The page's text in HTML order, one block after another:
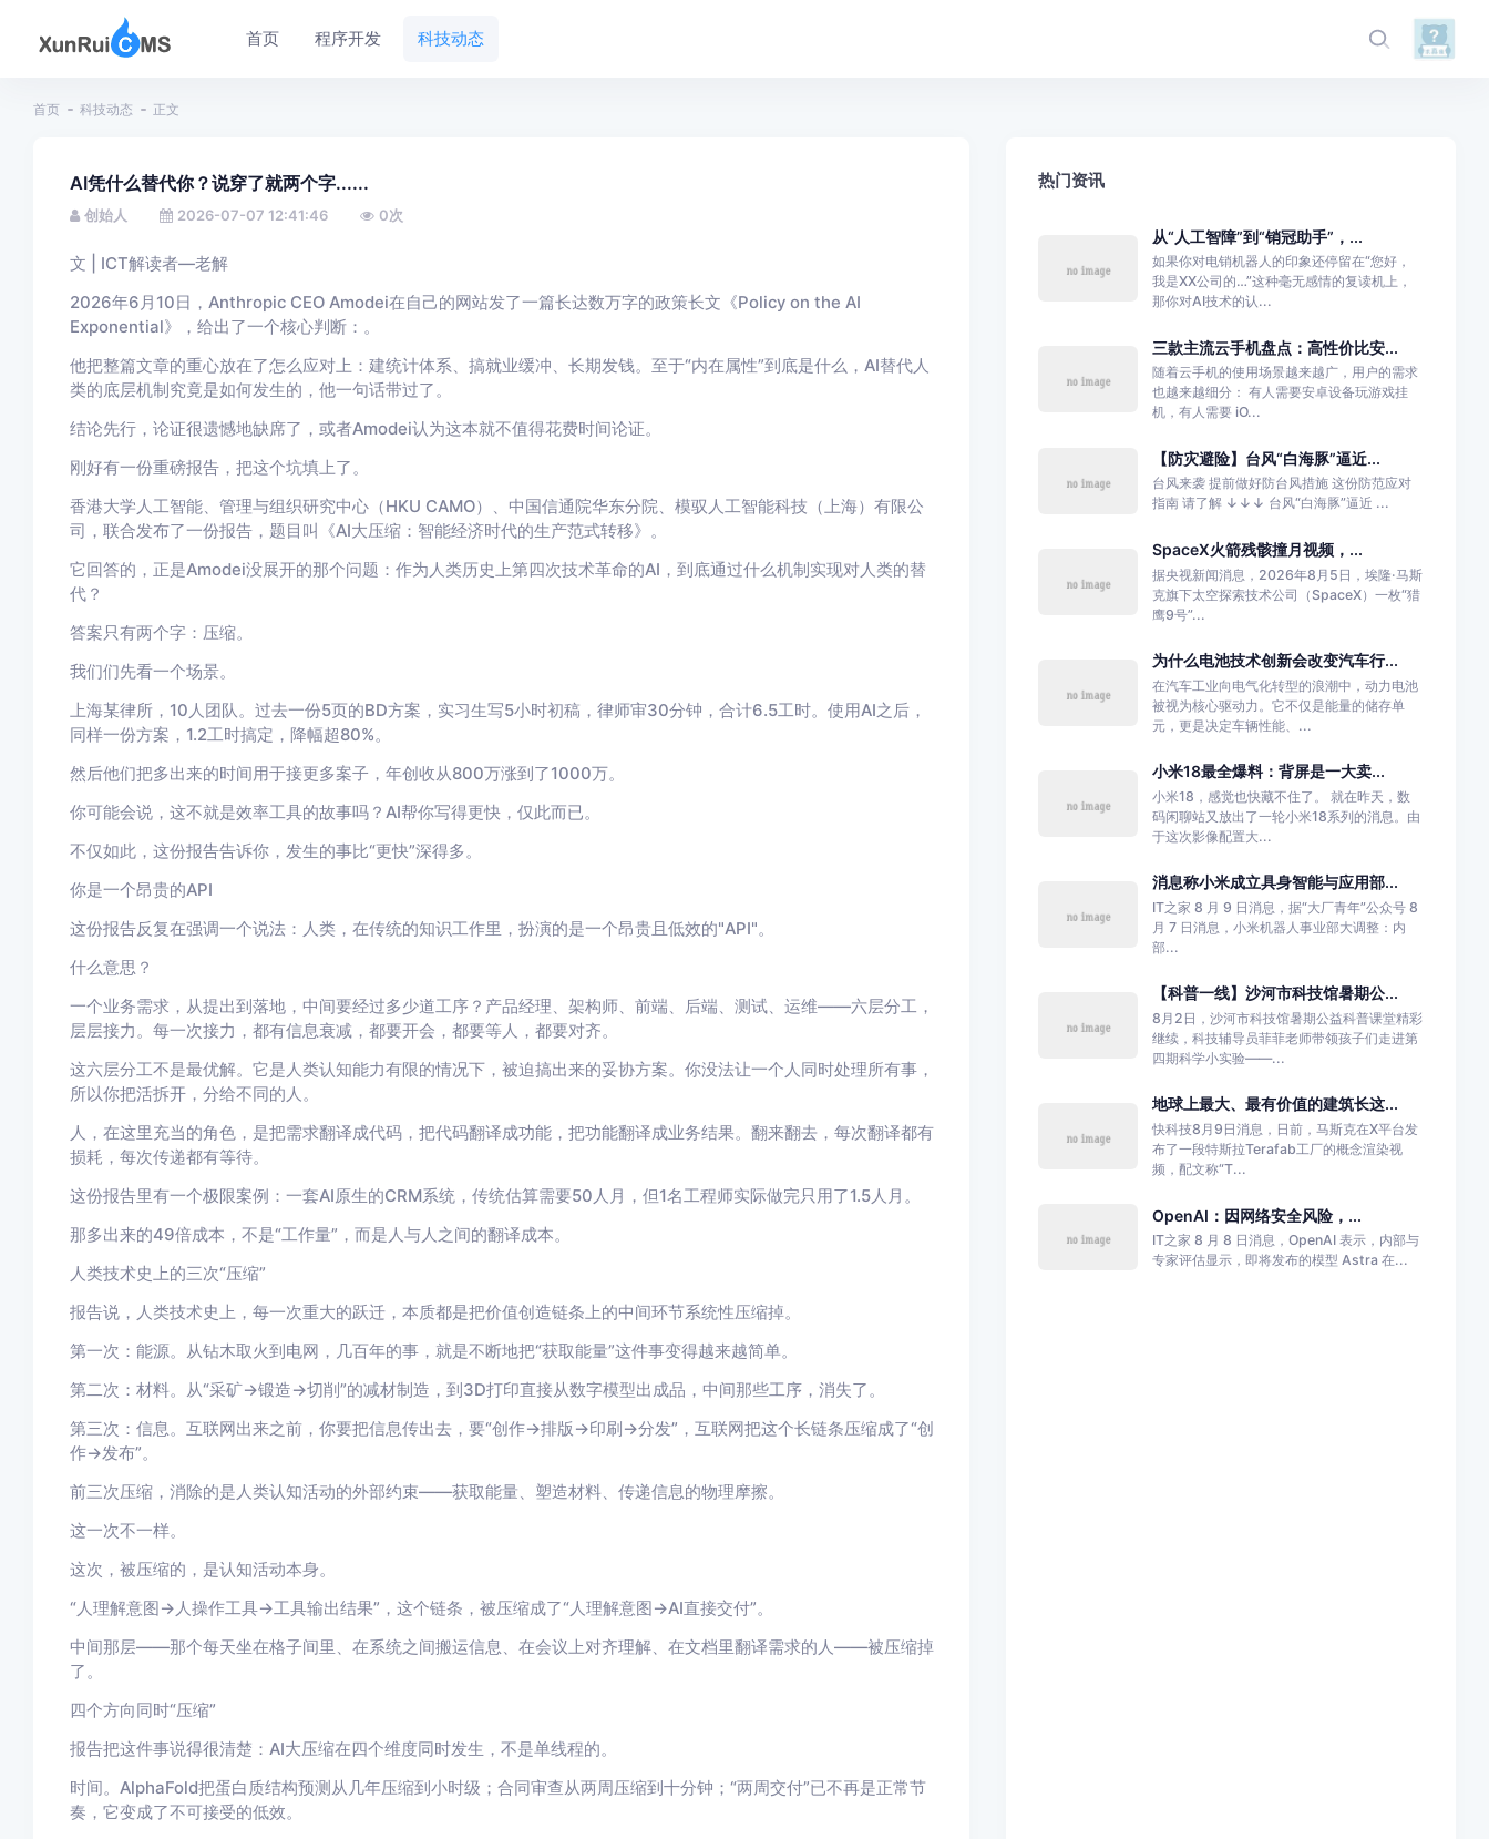
首页 程序开发 科技动态
首页 科技动态 正文
AI凭什么替代你？说穿了就两个字......
创始人 2026-07-07 12:41:46 0次
文 | ICT解读者—老解
2026年6月10日， Anthropic CEO Amodei在自己的网站发了一篇长达数万字的政策长文《Policy on the AI
Exponential》，给出了一个核心判断：。
他把整篇文章的重心放在了怎么应对上：建统计体系、搞就业缓冲、长期发钱。至于“内在属性”到底是什么，AI替代人
类的底层机制究竟是如何发生的，他一句话带过了。
结论先行，论证很遗憾地缺席了，或者Amodei认为这本就不值得花费时间论证。
刚好有一份重磅报告，把这个坑填上了。
香港大学人工智能、管理与组织研究中心（HKU CAMO）、中国信通院华东分院、模驭人工智能科技（上海）有限公
司， 联合发布了一份报告，题目叫《AI大压缩：智能经济时代的生产范式转移》。
它回答的，正是Amodei没展开的那个问题： 作为人类历史上第四次技术革命的AI，到底通过什么机制实现对人类的替
代？
答案只有两个字： 压缩。
我们们先看一个场景。
上海某律所，10人团队。过去一份5页的BD方案，实习生写5小时初稿，律师审30分钟，合计6.5工时。使用AI之后，
同样一份方案，1.2工时搞定，降幅超80%。
然后他们把多出来的时间用于接更多案子，年创收从800万涨到了1000万。
你可能会说，这不就是效率工具的故事吗？AI帮你写得更快，仅此而已。
不仅如此，这份报告告诉你，发生的事比“更快”深得多。
你是一个昂贵的API
这份报告反复在强调一个说法： 人类，在传统的知识工作里，扮演的是一个昂贵且低效的"API"。
什么意思？
一个业务需求，从提出到落地，中间要经过多少道工序？产品经理、架构师、前端、后端、测试、运维——六层分工，
层层接力。每一次接力，都有信息衰减，都要开会，都要等人，都要对齐。
这六层分工不是最优解。它是人类认知能力有限的情况下，被迫搞出来的妥协方案。你没法让一个人同时处理所有事，
所以你把活拆开，分给不同的人。
人，在这里充当的角色，是把需求翻译成代码，把代码翻译成功能，把功能翻译成业务结果。翻来翻去，每次翻译都有
损耗，每次传递都有等待。
这份报告里有一个极限案例：一套AI原生的CRM系统，传统估算需要50人月，但1名工程师实际做完只用了1.5人月。
那多出来的49倍成本，不是“工作量”，而是人与人之间的翻译成本。
人类技术史上的三次“压缩”
报告说，人类技术史上，每一次重大的跃迁，本质都是把价值创造链条上的中间环节系统性压缩掉。
第一次：能源。从钻木取火到电网，几百年的事，就是不断地把“获取能量”这件事变得越来越简单。
第二次：材料。从“采矿→锻造→切削”的减材制造，到3D打印直接从数字模型出成品，中间那些工序，消失了。
第三次：信息。互联网出来之前，你要把信息传出去，要“创作→排版→印刷→分发”，互联网把这个长链条压缩成了“创
作→发布”。
前三次压缩，消除的是人类认知活动的外部约束——获取能量、塑造材料、传递信息的物理摩擦。
这一次不一样。
这次，被压缩的，是认知活动本身。
“人理解意图→人操作工具→工具输出结果”，这个链条，被压缩成了“人理解意图→AI直接交付”。
中间那层——那个每天坐在格子间里、在系统之间搬运信息、在会议上对齐理解、在文档里翻译需求的人——被压缩掉
了。
四个方向同时“压缩”
报告把这件事说得很清楚：AI大压缩在四个维度同时发生，不是单线程的。
时间。 AlphaFold把蛋白质结构预测从几年压缩到小时级；合同审查从两周压缩到十分钟；“两周交付”已不再是正常节
奏，它变成了不可接受的低效。
热门资讯
从“人工智障”到“销冠助手”，...
如果你对电销机器人的印象还停留在“您好，
我是XX公司的…”这种毫无感情的复读机上，
那你对AI技术的认...
三款主流云手机盘点：高性价比安...
随着云手机的使用场景越来越广，用户的需求
也越来越细分： 有人需要安卓设备玩游戏挂
机，有人需要 iO...
【防灾避险】台风“白海豚”逼近...
台风来袭 提前做好防台风措施 这份防范应对
指南 请了解 ↓↓↓ 台风“白海豚”逼近 ...
SpaceX火箭残骸撞月视频，...
据央视新闻消息，2026年8月5日，埃隆·马斯
克旗下太空探索技术公司（SpaceX）一枚“猎
鹰9号”...
为什么电池技术创新会改变汽车行...
在汽车工业向电气化转型的浪潮中，动力电池
被视为核心驱动力。它不仅是能量的储存单
元，更是决定车辆性能、...
小米18最全爆料：背屏是一大卖...
小米18，感觉也快藏不住了。 就在昨天，数
码闲聊站又放出了一轮小米18系列的消息。由
于这次影像配置大...
消息称小米成立具身智能与应用部...
IT之家 8 月 9 日消息，据“大厂青年”公众号 8
月 7 日消息，小米机器人事业部大调整：内
部...
【科普一线】沙河市科技馆暑期公...
8月2日，沙河市科技馆暑期公益科普课堂精彩
继续，科技辅导员菲菲老师带领孩子们走进第
四期科学小实验——...
地球上最大、最有价值的建筑长这...
快科技8月9日消息，日前，马斯克在X平台发
布了一段特斯拉Terafab工厂的概念渲染视
频，配文称“T...
OpenAI：因网络安全风险，...
IT之家 8 月 8 日消息，OpenAI 表示，内部与
专家评估显示，即将发布的模型 Astra 在...